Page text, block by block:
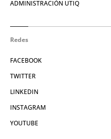
ADMINISTRACIÓN UTIQ
Redes
FACEBOOK
TWITTER
LINKEDIN
INSTAGRAM
YOUTUBE